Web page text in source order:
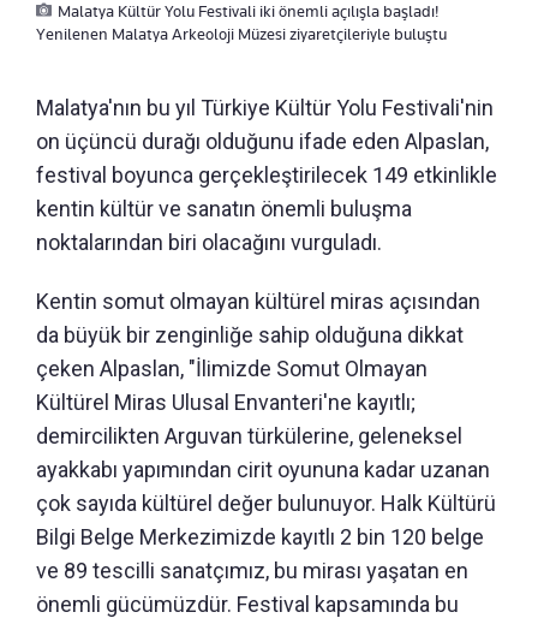
Malatya Kültür Yolu Festivali iki önemli açılışla başladı!
Yenilenen Malatya Arkeoloji Müzesi ziyaretçileriyle buluştu
Malatya'nın bu yıl Türkiye Kültür Yolu Festivali'nin
on üçüncü durağı olduğunu ifade eden Alpaslan,
festival boyunca gerçekleştirilecek 149 etkinlikle
kentin kültür ve sanatın önemli buluşma
noktalarından biri olacağını vurguladı.
Kentin somut olmayan kültürel miras açısından
da büyük bir zenginliğe sahip olduğuna dikkat
çeken Alpaslan, "İlimizde Somut Olmayan
Kültürel Miras Ulusal Envanteri'ne kayıtlı;
demircilikten Arguvan türkülerine, geleneksel
ayakkabı yapımından cirit oyununa kadar uzanan
çok sayıda kültürel değer bulunuyor. Halk Kültürü
Bilgi Belge Merkezimizde kayıtlı 2 bin 120 belge
ve 89 tescilli sanatçımız, bu mirası yaşatan en
önemli gücümüzdür. Festival kapsamında bu